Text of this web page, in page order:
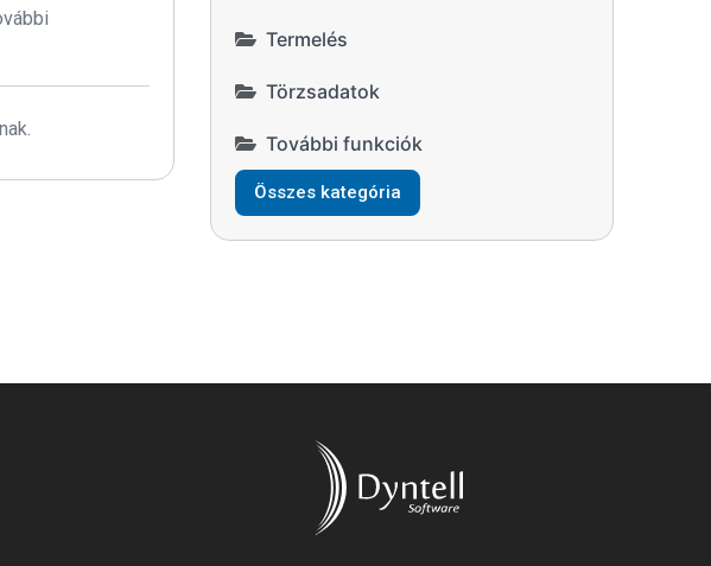
Termelés
Törzsadatok
További funkciók
Összes kategória